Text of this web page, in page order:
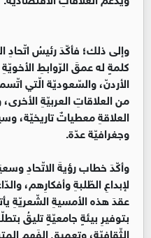
وإلى ذلك؛ فأكّدَ رئيسُ اتّحادِ
كلمةٍ له عمقَ الرّوابطِ
الأردنّ، والسّعوديّة الّتي
من العلاقاتِ العربيّةِ
العلاقةِ معطياتٌ تاريخيّة،
وجغرافيّة عدّة.
وأكّدَ خطاب رؤيةَ الاتّحادِ
لإبداعِ الطّلبةِ وأفكارِهم،
عقدَ هذه الأمسيةِ الشّعريّةِ
بتوفيرِ بيئةٍ جامعيّةٍ تليقُ
الثّقافيّة، وتعميقِ الفَهمِ